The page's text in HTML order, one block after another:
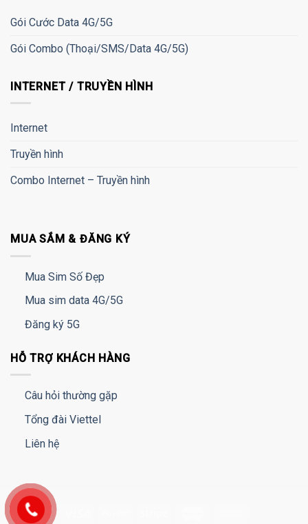
Gói Cước Data 4G/5G
Gói Combo (Thoại/SMS/Data 4G/5G)
INTERNET / TRUYỀN HÌNH
Internet
Truyền hình
Combo Internet – Truyền hình
MUA SẮM & ĐĂNG KÝ
Mua Sim Số Đẹp
Mua sim data 4G/5G
Đăng ký 5G
HỖ TRỢ KHÁCH HÀNG
Câu hỏi thường gặp
Tổng đài Viettel
Liên hệ